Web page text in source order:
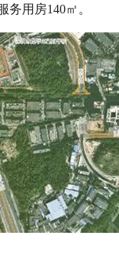
务用房140㎡。